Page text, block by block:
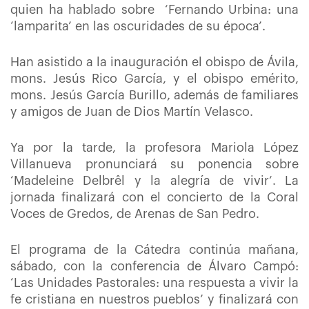
quien ha hablado sobre
‘Fernando Urbina: una
‘lamparita’ en las oscuridades de su época’.
Han asistido a la inauguración el obispo de Ávila,
mons. Jesús Rico García, y el obispo emérito,
mons. Jesús García Burillo, además de familiares
y amigos de Juan de Dios Martín Velasco.
Ya por la tarde, la profesora Mariola López
Villanueva pronunciará su ponencia sobre
‘Madeleine Delbrêl y la alegría de vivir’. La
jornada finalizará con el concierto de la Coral
Voces de Gredos, de Arenas de San Pedro.
El programa de la Cátedra continúa mañana,
sábado, con la conferencia de Álvaro Campó:
‘Las Unidades Pastorales: una respuesta a vivir la
fe cristiana en nuestros pueblos’ y finalizará con